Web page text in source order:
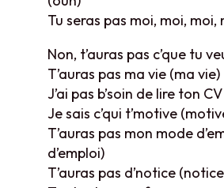
Tu seras pas moi, moi, moi,
Non, t’auras pas c’que tu
T’auras pas ma vie (ma vie)
J’ai pas b’soin de lire ton
Je sais c’qui t’motive
T’auras pas mon mode
d’emploi)
T’auras pas d’notice